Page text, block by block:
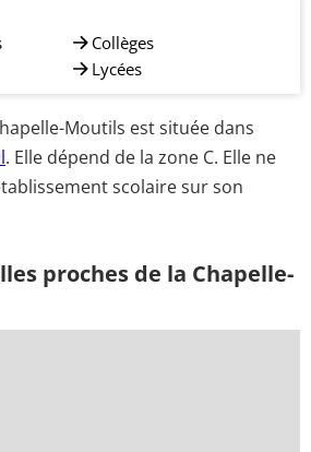
Collèges
Lycées
Moutils est située dans
. Elle dépend de la zone C. Elle ne
scolaire sur son
proches de la Chapelle-